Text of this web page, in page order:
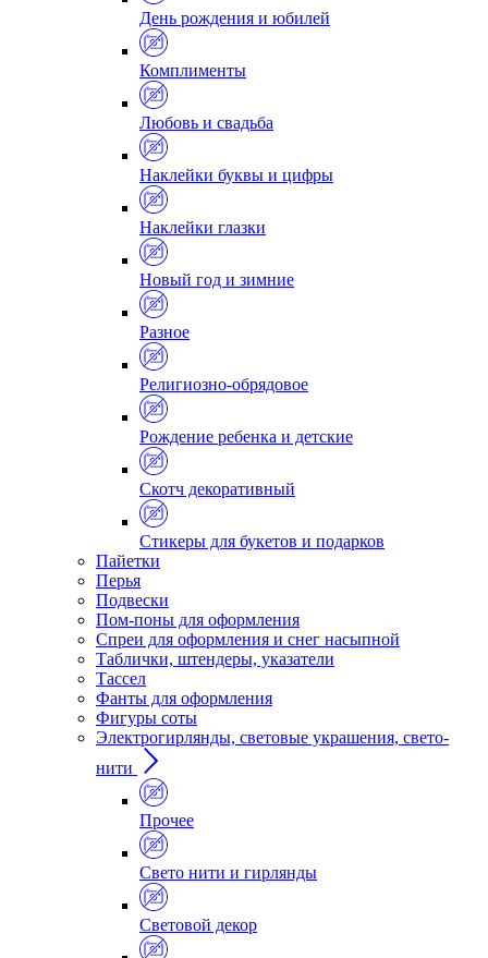
День рождения и юбилей
Комплименты
Любовь и свадьба
Наклейки буквы и цифры
Наклейки глазки
Новый год и зимние
Разное
Религиозно-обрядовое
Рождение ребенка и детские
Скотч декоративный
Стикеры для букетов и подарков
Пайетки
Перья
Подвески
Пом-поны для оформления
Спреи для оформления и снег насыпной
Таблички, штендеры, указатели
Тассел
Фанты для оформления
Фигуры соты
Электрогирлянды, световые украшения, свето-
нити
Прочее
Свето нити и гирлянды
Световой декор